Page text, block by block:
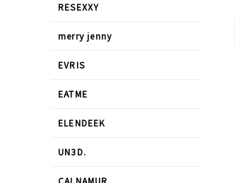
RESEXXY
merry jenny
EVRIS
EATME
ELENDEEK
UN3D.
CALNAMUR